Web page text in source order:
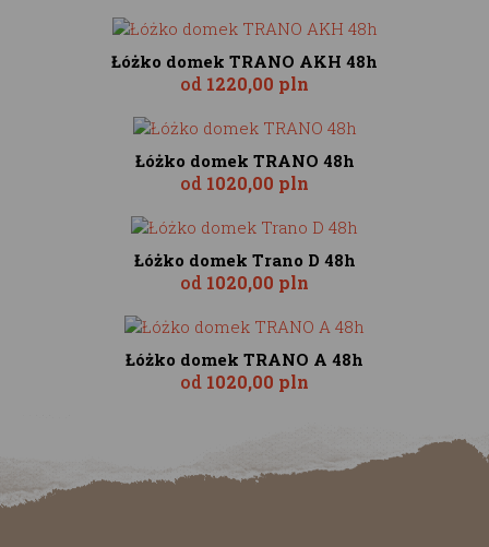
Łóżko domek TRANO AKH 48h
od 1220,00 pln
Łóżko domek TRANO 48h
od 1020,00 pln
Łóżko domek Trano D 48h
od 1020,00 pln
Łóżko domek TRANO A 48h
od 1020,00 pln